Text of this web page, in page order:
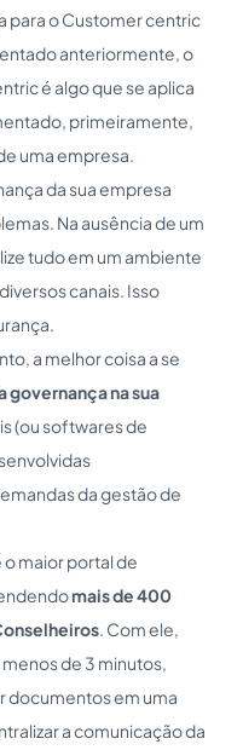
para o Customer centric
anteriormente, o
é algo que se aplica
primeiramente,
uma empresa.
da sua empresa
Na ausência de um
tudo em um ambiente
canais. Isso
a melhor coisa a se
governança na sua
(ou softwares de
da gestão de
o maior portal de
mais de 400
. Com ele,
de 3 minutos,
documentos em uma
a comunicação da